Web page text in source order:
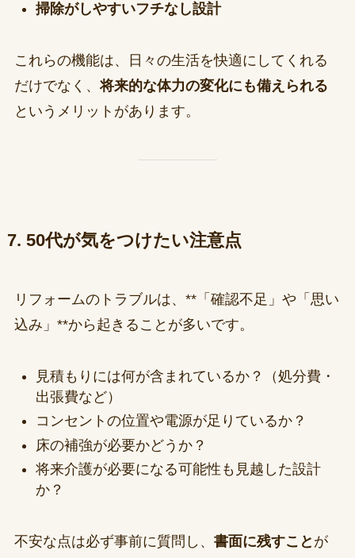
掃除がしやすいフチなし設計
これらの機能は、日々の生活を快適にしてくれる
だけでなく、 将来的な体力の変化にも備えられる
というメリットがあります。
7. 50代が気をつけたい注意点
リフォームのトラブルは、**「確認不足」や「思い
込み」**から起きることが多いです。
見積もりには何が含まれているか？（処分費・
出張費など）
コンセントの位置や電源が足りているか？
床の補強が必要かどうか？
将来介護が必要になる可能性も見越した設計
か？
不安な点は必ず事前に質問し、 書面に残すこと が